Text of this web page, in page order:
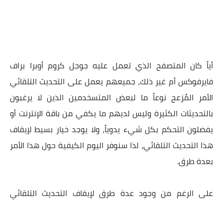
أياً كان المتصفح الذي تعمل عليه جوجل كروم أوبرا براف
فايرفوكس أم غير ذلك، جميعهم يعمل على التحديث التلقائي
الأمر المُزعج نوعاً ما لبعض المتسخدمين الذين لا يرغبون
بالتحديثات الكثيرة وليس لديهم ما يكفي من باقة الإنترنت أو
يفضلون التحكم بكل شيء يدوياً، ولا يوجد خيار بسيط لإيقاف
هذا التحديث التلقائي، لذا سنوفر اليوم الكيفية حول هذا الأمر
بعدة طرق.
على الرغم من وجود عدة طرق لإيقاف التحديث التلقائي